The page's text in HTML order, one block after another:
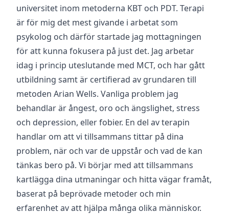
universitet inom metoderna KBT och PDT. Terapi
är för mig det mest givande i arbetat som
psykolog och därför startade jag mottagningen
för att kunna fokusera på just det. Jag arbetar
idag i princip uteslutande med MCT, och har gått
utbildning samt är certifierad av grundaren till
metoden Arian Wells. Vanliga problem jag
behandlar är ångest, oro och ängslighet, stress
och depression, eller fobier. En del av terapin
handlar om att vi tillsammans tittar på dina
problem, när och var de uppstår och vad de kan
tänkas bero på. Vi börjar med att tillsammans
kartlägga dina utmaningar och hitta vägar framåt,
baserat på beprövade metoder och min
erfarenhet av att hjälpa många olika människor.